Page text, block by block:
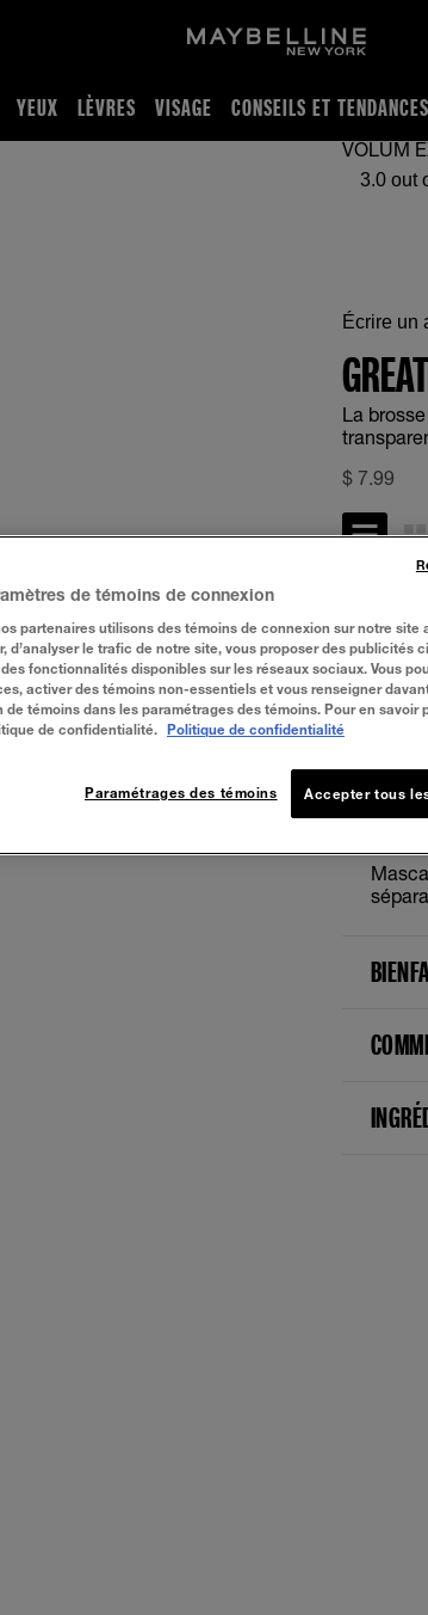
YEUX LÈVRES VISAGE CONSEILS ET TENDANCES
VOLUM
3.0 out of
Écrire un
La
$ 7.99
À
de témoins de connexion
partenaires utilisons des témoins de connexion sur notre site
d’analyser le trafic de notre site, vous proposer des publicités
fonctionnalités disponibles sur les réseaux sociaux. Vous
activer des témoins non-essentiels et vous renseigner
de témoins dans les paramétrages des témoins. Pour en savoir
de confidentialité.
Politique de confidentialité
Accepter tous
Paramétrages des témoins